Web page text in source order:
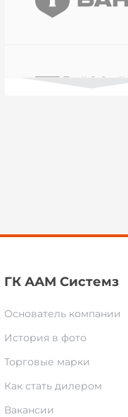
ГК ААМ Системз
Основатель компании
История в фото
Торговые марки
Как стать дилером
Вакансии